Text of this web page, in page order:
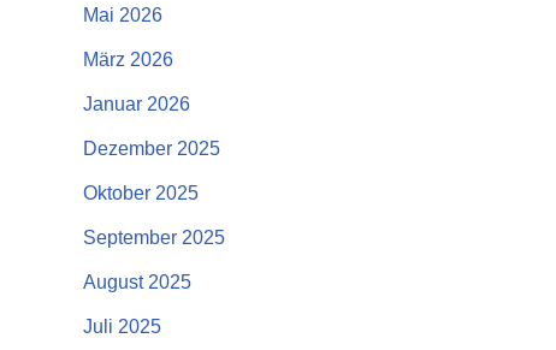
Mai 2026
März 2026
Januar 2026
Dezember 2025
Oktober 2025
September 2025
August 2025
Juli 2025